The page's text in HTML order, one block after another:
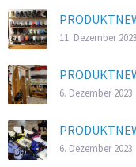
11. Dezember 2023
6. Dezember 2023
6. Dezember 2023